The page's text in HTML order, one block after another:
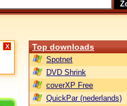
X Top downloads
Spotnet
DVD Shrink
coverXP Free
QuickPar (nederlands)